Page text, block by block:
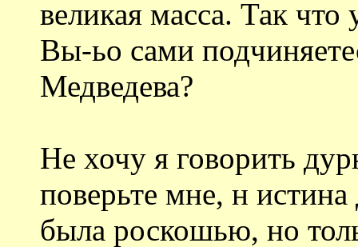
великая масса. Так что
Вы-ьо сами
Медведева?
Не хочу я говорить
поверьте мне, н
была роскошью, но